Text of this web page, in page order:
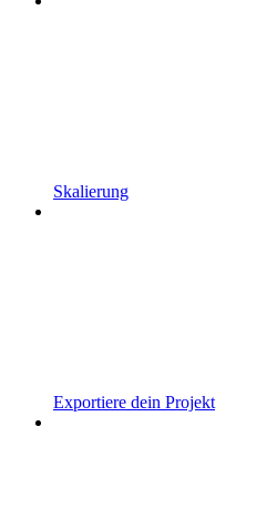
Skalierung
Exportiere dein Projekt